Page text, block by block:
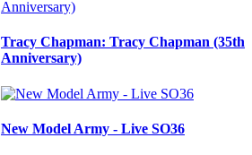
Tracy Chapman: Tracy Chapman (35th
Anniversary)
New Model Army - Live SO36